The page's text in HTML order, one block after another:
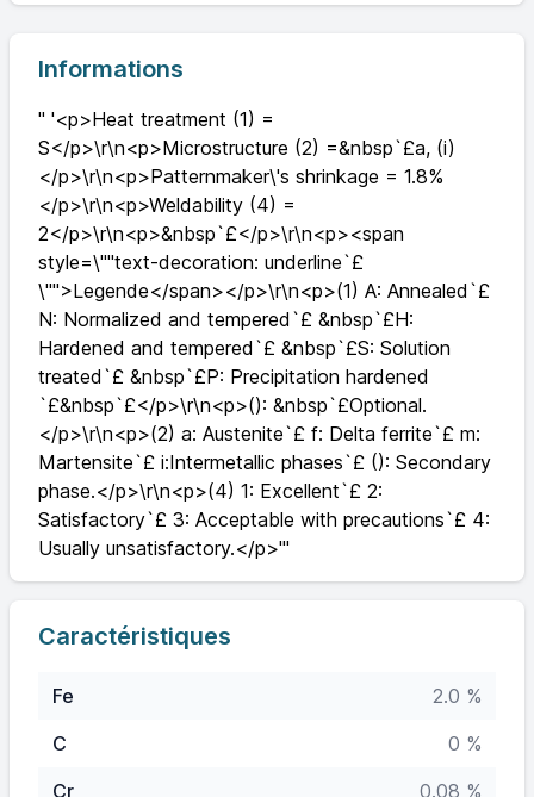
Informations
" '<p>Heat treatment (1) =
S</p>\r\n<p>Microstructure (2) =&nbsp`£a, (i)
</p>\r\n<p>Patternmaker\'s shrinkage = 1.8%
</p>\r\n<p>Weldability (4) =
2</p>\r\n<p>&nbsp`£</p>\r\n<p><span
style=\""text-decoration: underline`£
\"">Legende</span></p>\r\n<p>(1) A: Annealed`£
N: Normalized and tempered`£ &nbsp`£H:
Hardened and tempered`£ &nbsp`£S: Solution
treated`£ &nbsp`£P: Precipitation hardened
`£&nbsp`£</p>\r\n<p>(): &nbsp`£Optional.
</p>\r\n<p>(2) a: Austenite`£ f: Delta ferrite`£ m:
Martensite`£ i:Intermetallic phases`£ (): Secondary
phase.</p>\r\n<p>(4) 1: Excellent`£ 2:
Satisfactory`£ 3: Acceptable with precautions`£ 4:
Usually unsatisfactory.</p>'"
Caractéristiques
Fe
2.0 %
C
0 %
Cr
0.08 %